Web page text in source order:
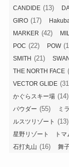
CANDIDE (13)
GIRO (17)
MARKER (42)
POC (22) POW
SMITH (21)
THE NORTH FACE
VECTOR GLIDE
かぐらスキー場 (14)
パウダー (55) ミ
ルスツリゾート (13)
星野リゾート トマ
石打丸山 (16) 舞